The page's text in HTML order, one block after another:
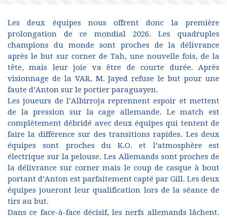
Les deux équipes nous offrent donc la première
prolongation de ce mondial 2026. Les quadruples
champions du monde sont proches de la délivrance
après le but sur corner de Tah, une nouvelle fois, de la
tête, mais leur joie va être de courte durée. Après
visionnage de la VAR, M. Jayed refuse le but pour une
faute d’Anton sur le portier paraguayen.
Les joueurs de l’Albirroja reprennent espoir et mettent
de la pression sur la cage allemande. Le match est
complètement débridé avec deux équipes qui tentent de
faire la différence sur des transitions rapides. Les deux
équipes sont proches du K.O. et l’atmosphère est
électrique sur la pelouse. Les Allemands sont proches de
la délivrance sur corner mais le coup de casque à bout
portant d’Anton est parfaitement capté par Gill. Les deux
équipes joueront leur qualification lors de la séance de
tirs au but.
Dans ce face-à-face décisif, les nerfs allemands lâchent.